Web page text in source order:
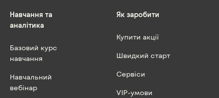
Навчання та
аналітика
Базовий курс
навчання
Навчальний
вебінар
Як заробити
Купити акції
Швидкий старт
Сервіси
VIP-умови